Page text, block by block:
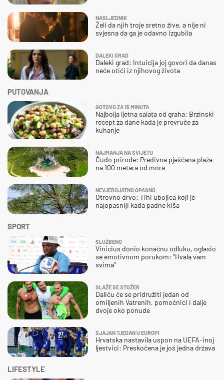
SPORT
SLUŽBENO
Vinicius donio konačnu odluku, oglasio
se emotivnom porukom: "Hvala vam
svima"
SLAŽE SE STOŽER
Daliću će se pridružiti jedan od
omiljenih Vatrenih, pomoćnici i dalje
dvoje oko ponude
SJAJAN TJEDAN U EUROPI
Hrvatska nastavila uspon na UEFA-inoj
ljestvici: Preskočena je još jedna država
NASLJEDNIK
Želi da njih troje sretno žive, a nije ni
svjesna da ga je odavno izgubila
DALEKI GRAD
Daleki grad: Intuicija joj govori da danas
neće otići iz njihovog života
PUTOVANJA
GOTOVO ZA 15 MINUTA
Najbolja ljetna salata od graha: Brzinski
recept za dane kada je prevruće za
kuhanje
NAJMANJA NA SVIJETU
Čudo prirode: Predivna pješčana plaža
na 100 metara od mora
NEVJEROJATNO OPASNO
Otrovno drvo: Tihi ubojica koji je
najopasniji kada padne kiša
LIFESTYLE